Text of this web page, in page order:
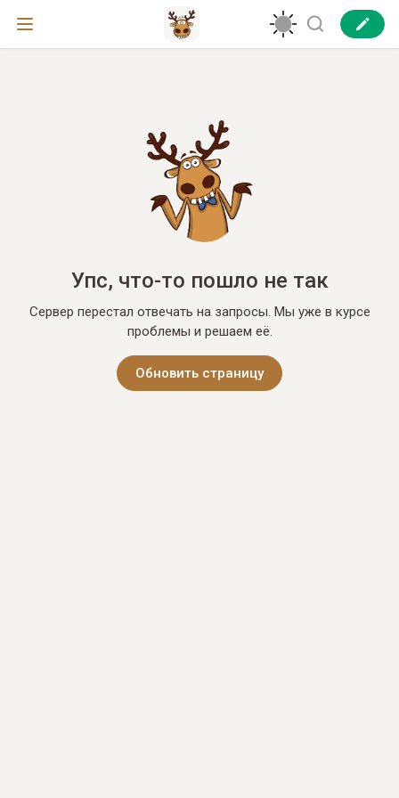
Упс, что-то пошло не так
Сервер перестал отвечать на запросы. Мы уже в курсе
проблемы и решаем её.
Обновить страницу